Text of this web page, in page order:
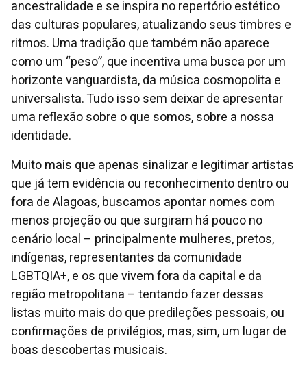
ancestralidade e se inspira no repertório estético
das culturas populares, atualizando seus timbres e
ritmos. Uma tradição que também não aparece
como um “peso”, que incentiva uma busca por um
horizonte vanguardista, da música cosmopolita e
universalista. Tudo isso sem deixar de apresentar
uma reflexão sobre o que somos, sobre a nossa
identidade.
Muito mais que apenas sinalizar e legitimar artistas
que já tem evidência ou reconhecimento dentro ou
fora de Alagoas, buscamos apontar nomes com
menos projeção ou que surgiram há pouco no
cenário local – principalmente mulheres, pretos,
indígenas, representantes da comunidade
LGBTQIA+, e os que vivem fora da capital e da
região metropolitana – tentando fazer dessas
listas muito mais do que predileções pessoais, ou
confirmações de privilégios, mas, sim, um lugar de
boas descobertas musicais.